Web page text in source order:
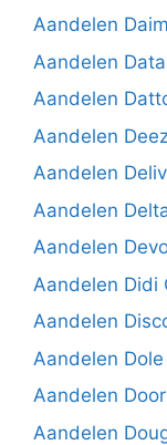
Aandelen
Aandelen
Aandelen
Aandelen
Aandelen
Aandelen
Aandelen
Aandelen Didi
Aandelen
Aandelen
Aandelen
Aandelen